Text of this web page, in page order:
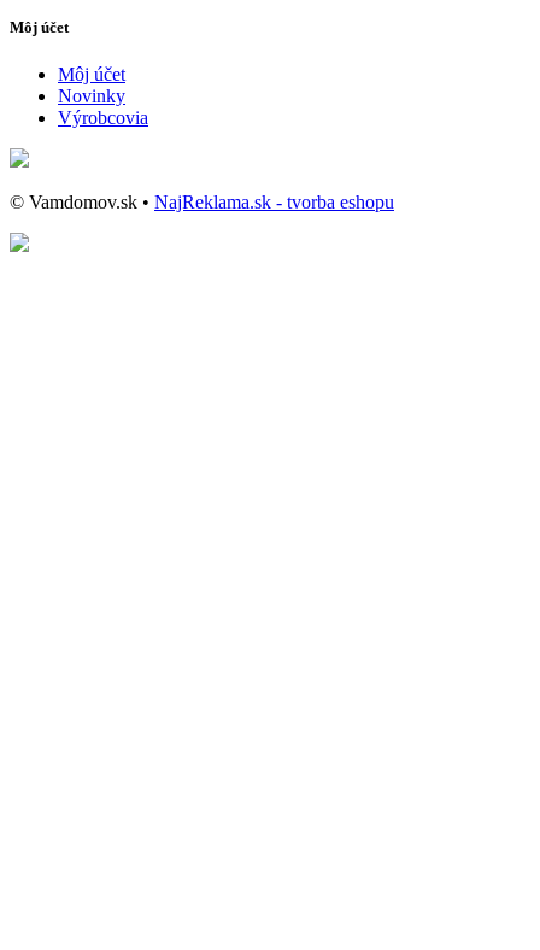
Môj účet
Môj účet
Novinky
Výrobcovia
© Vamdomov.sk • NajReklama.sk - tvorba eshopu